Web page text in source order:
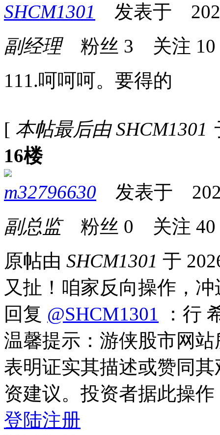
SHCM1301
发表于
副经理粉丝 3 关注 10
111.呵呵呵。要得的
[ 本帖最后由 SHCM1301
16楼
m32796630 发表于
副总监粉丝 0 关注 40
原帖由 SHCM1301 于
又扯！咱家反向操作，
回复 @SHCM1301 ：行
温馨提示：游侠股市网
表明证实其描述或赞同
资建议。投资者据此操
登陆注册